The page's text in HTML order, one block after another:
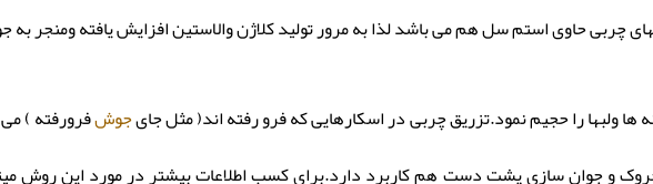
چربی حاوی استم سل هم می باشد لذا به مرور تولید کلاژن والاستین افزایش یافته ومنجر
ولبها را حجیم نمود.تزریق چربی در اسکارهایی که فرو رفته اند( مثل جایجوشفرورفته )
و جوان سازی پشت دست هم کاربرد دارد.برای کسب اطلاعات بیشتر در مورد این روش